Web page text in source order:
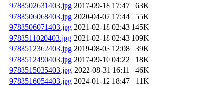
9788502631403.jpg 2017-09-18 17:47
63K
9788506068403.jpg 2020-04-07 17:44
55K
9788506071403.jpg 2021-02-18 02:43 145K
9788511020403.jpg 2021-02-18 02:43 109K
9788512362403.jpg 2019-08-03 12:08
39K
9788512490403.jpg 2017-09-10 04:22
18K
9788515035403.jpg 2022-08-31 16:11
46K
9788516054403.jpg 2024-01-12 18:47
11K